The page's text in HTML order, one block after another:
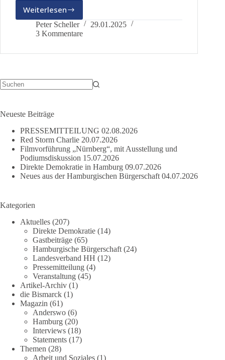
Weiterlesen
Ist
Schweigen
tatsächlich
Peter Scheller
29.01.2025
3 Kommentare
Neueste Beiträge
PRESSEMITTEILUNG 02.08.2026
Red Storm Charlie 20.07.2026
Filmvorführung „Nürnberg“, mit Ausstellung und
Podiumsdiskussion 15.07.2026
Direkte Demokratie in Hamburg 09.07.2026
Neues aus der Hamburgischen Bürgerschaft 04.07.2026
Kategorien
Aktuelles (207)
Direkte Demokratie (14)
Gastbeiträge (65)
Hamburgische Bürgerschaft (24)
Landesverband HH (12)
Pressemitteilung (4)
Veranstaltung (45)
Artikel-Archiv (1)
die Bismarck (1)
Magazin (61)
Anderswo (6)
Hamburg (20)
Interviews (18)
Statements (17)
Themen (28)
Arbeit und Soziales (1)